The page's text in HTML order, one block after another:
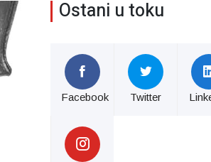
Ostani u toku
Facebook Twitter